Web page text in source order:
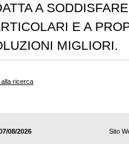
A
E A
MIGLIORI.
alla ricerca
08/2026 Sito